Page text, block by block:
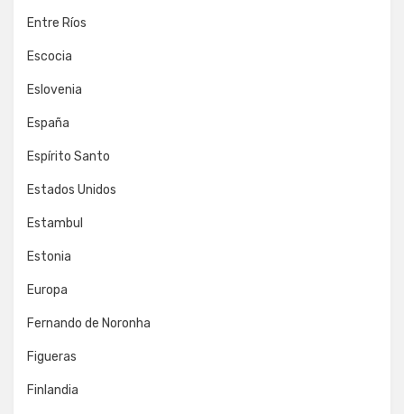
Entre Ríos
Escocia
Eslovenia
España
Espírito Santo
Estados Unidos
Estambul
Estonia
Europa
Fernando de Noronha
Figueras
Finlandia